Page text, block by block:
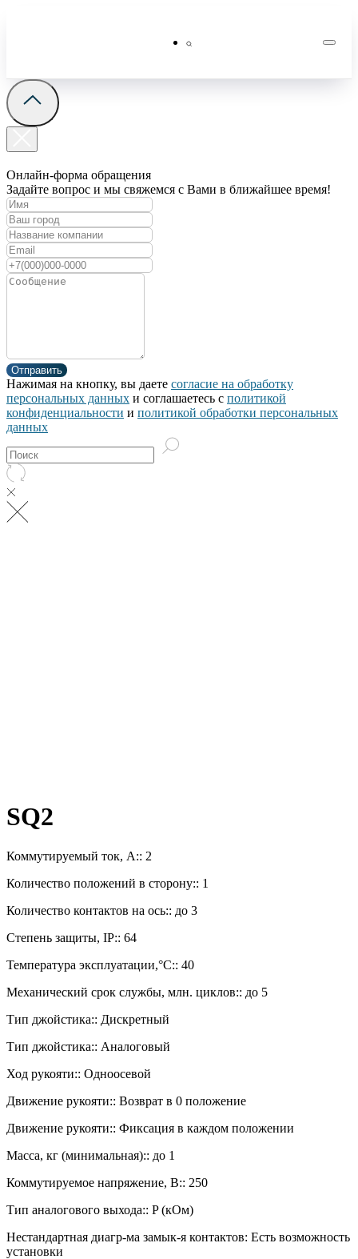
Онлайн-форма обращения
Задайте вопрос и мы свяжемся с Вами в ближайшее время!
Отправить
Нажимая на кнопку, вы даете согласие на обработку
персональных данных и соглашаетесь c политикой
конфиденциальности и политикой обработки персональных
данных
SQ2
Коммутируемый ток, А:: 2
Количество положений в сторону:: 1
Количество контактов на ось:: до 3
Степень защиты, IP:: 64
Температура эксплуатации,°C:: 40
Механический срок службы, млн. циклов:: до 5
Тип джойстика:: Дискретный
Тип джойстика:: Аналоговый
Ход рукояти:: Одноосевой
Движение рукояти:: Возврат в 0 положение
Движение рукояти:: Фиксация в каждом положении
Масса, кг (минимальная):: до 1
Коммутируемое напряжение, В:: 250
Тип аналогового выхода:: P (кОм)
Нестандартная диагр-ма замык-я контактов: Есть возможность
установки